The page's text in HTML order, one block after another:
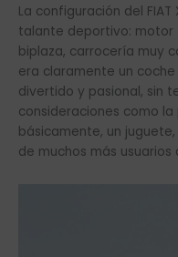
La configuración del
talante deportivo: motor
biplaza, carrocería muy
era claramente un coche
divertido y pasional, sin
consideraciones como
básicamente, un
de muchos más